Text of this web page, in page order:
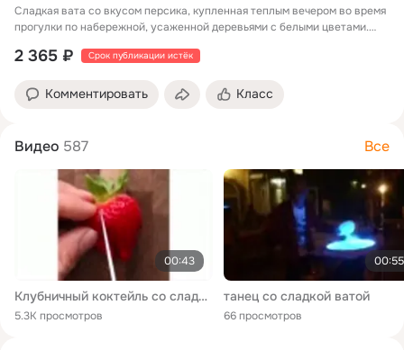
Сладкая вата со вкусом персика, купленная теплым вечером во время
прогулки по набережной, усаженной деревьями с белыми цветами.
2 365 ₽ Срок публикации истёк
Комментировать Класс
Видео 587 Все
00:43
Клубничный коктейль со сладкой ватой
5.3K просмотров
00:55
танец со сладкой ватой
66 просмотров